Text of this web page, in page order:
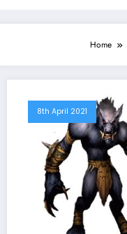
Home
8th April 2021